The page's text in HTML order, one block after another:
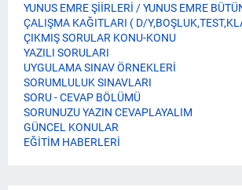
YUNUS EMRE ŞİİRLERİ / YUNUS EMRE
ÇALIŞMA KAĞITLARI ( D/
ÇIKMIŞ SORULAR KONU-KONU
YAZILI SORULARI
UYGULAMA SINAV ÖRNEKLERİ
SORUMLULUK SINAVLARI
SORU - CEVAP BÖLÜMÜ
SORUNUZU YAZIN CEVAPLAYALIM
GÜNCEL KONULAR
EĞİTİM HABERLERİ